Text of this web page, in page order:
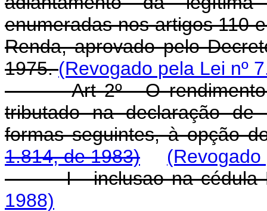
enumeradas nos artigos 110
Renda, aprovado pelo
1975.(Revogado pela Lei nº
Art 2º - O
tributado na declaração
formas seguintes, à opção
1.814, de 1983)
I - inclusao na cédula
1988)